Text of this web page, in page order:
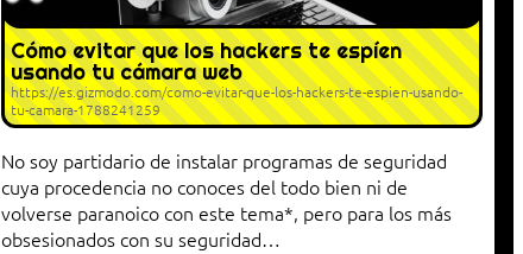
Cómo evitar que los hackers te espíen
usando tu cámara web
https://es.gizmodo.com/como-evitar-que-los-hackers-te-espien-usando-
tu-camara-1788241259
No soy partidario de instalar programas de seguridad
cuya procedencia no conoces del todo bien ni de
volverse paranoico con este tema*, pero para los más
obsesionados con su seguridad…